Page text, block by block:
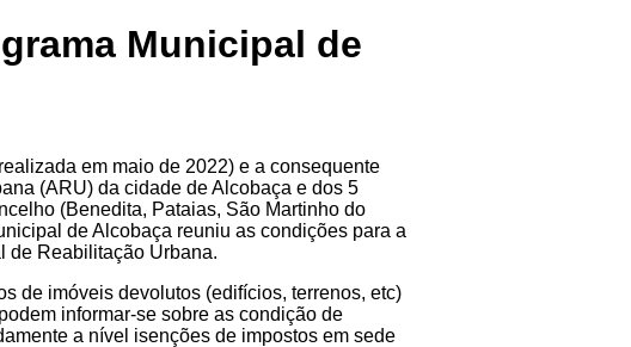
Municipal de
em maio de 2022) e a consequente
(ARU) da cidade de Alcobaça e dos 5
(Benedita, Pataias, São Martinho do
de Alcobaça reuniu as condições para a
de Reabilitação Urbana.
de imóveis devolutos (edifícios, terrenos, etc)
informar-se sobre as condição de
a nível isenções de impostos em sede